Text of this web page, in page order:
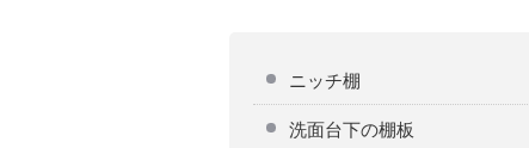
ニッチ棚
洗面台下の棚板